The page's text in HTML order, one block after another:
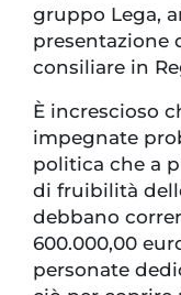
gruppo Lega,
presentazione
consiliare in
È increscioso
impegnate
politica che a
di fruibilità
debbano
600.000,00
personate